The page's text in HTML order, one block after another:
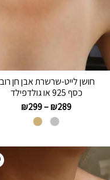
חושן לייט-שרשרת אבן חן
כסף 925 או גולדפילד
₪289
–
₪299